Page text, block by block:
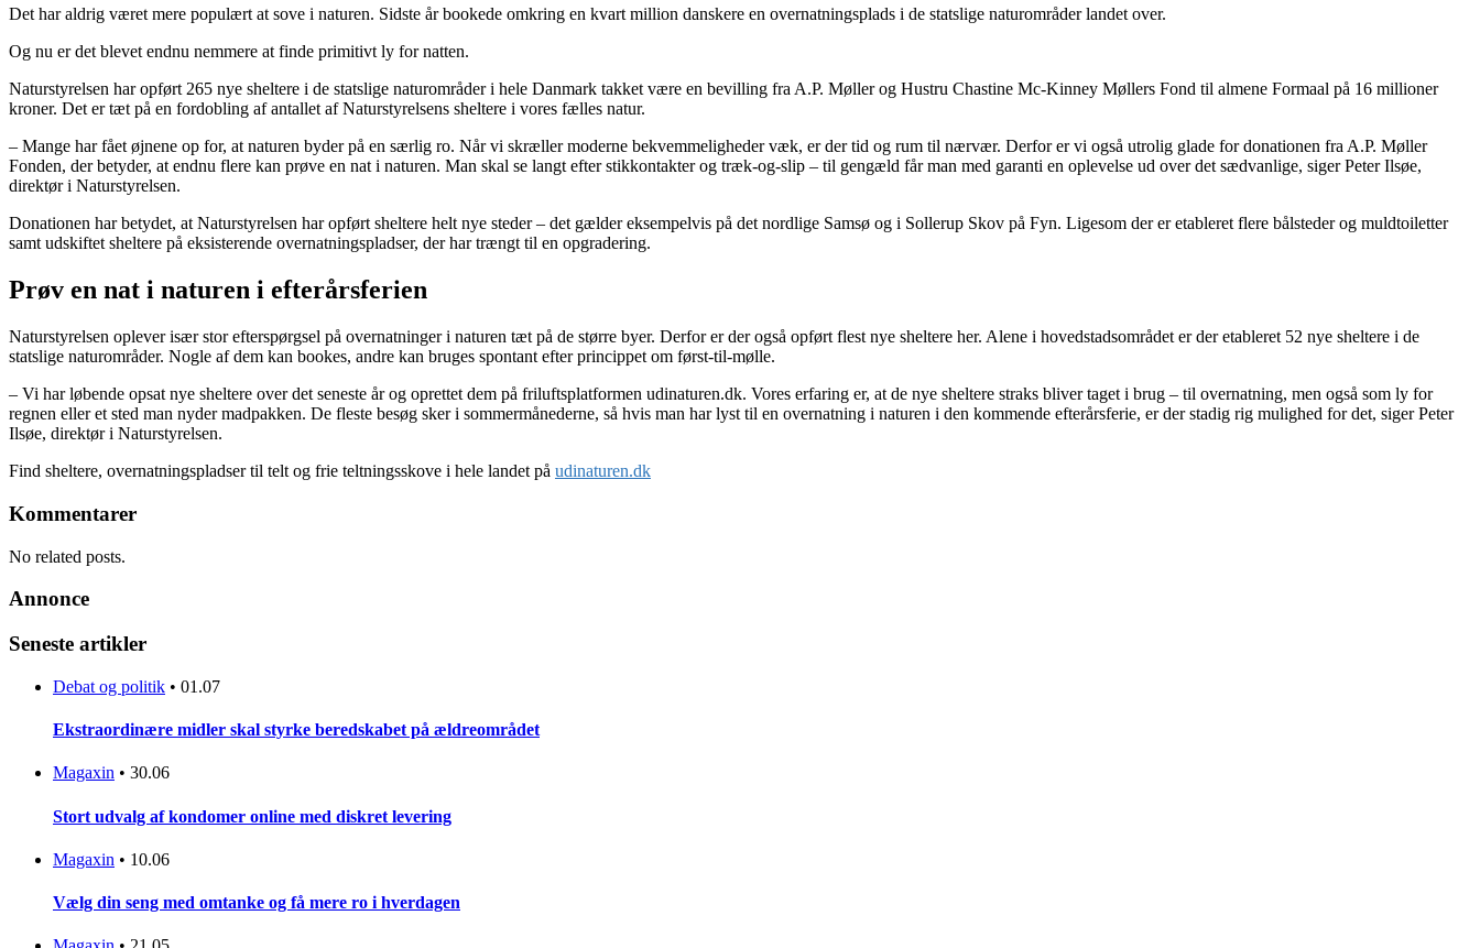
Det har aldrig været mere populært at sove i naturen. Sidste år bookede omkring en kvart million danskere en overnatningsplads i de statslige naturområder landet over.
Og nu er det blevet endnu nemmere at finde primitivt ly for natten.
Naturstyrelsen har opført 265 nye sheltere i de statslige naturområder i hele Danmark takket være en bevilling fra A.P. Møller og Hustru Chastine Mc-Kinney Møllers Fond til almene Formaal på 16 millioner
kroner. Det er tæt på en fordobling af antallet af Naturstyrelsens sheltere i vores fælles natur.
– Mange har fået øjnene op for, at naturen byder på en særlig ro. Når vi skræller moderne bekvemmeligheder væk, er der tid og rum til nærvær. Derfor er vi også utrolig glade for donationen fra A.P. Møller
Fonden, der betyder, at endnu flere kan prøve en nat i naturen. Man skal se langt efter stikkontakter og træk-og-slip – til gengæld får man med garanti en oplevelse ud over det sædvanlige, siger Peter Ilsøe,
direktør i Naturstyrelsen.
Donationen har betydet, at Naturstyrelsen har opført sheltere helt nye steder – det gælder eksempelvis på det nordlige Samsø og i Sollerup Skov på Fyn. Ligesom der er etableret flere bålsteder og muldtoiletter
samt udskiftet sheltere på eksisterende overnatningspladser, der har trængt til en opgradering.
Prøv en nat i naturen i efterårsferien
Naturstyrelsen oplever især stor efterspørgsel på overnatninger i naturen tæt på de større byer. Derfor er der også opført flest nye sheltere her. Alene i hovedstadsområdet er der etableret 52 nye sheltere i de
statslige naturområder. Nogle af dem kan bookes, andre kan bruges spontant efter princippet om først-til-mølle.
– Vi har løbende opsat nye sheltere over det seneste år og oprettet dem på friluftsplatformen udinaturen.dk. Vores erfaring er, at de nye sheltere straks bliver taget i brug – til overnatning, men også som ly for
regnen eller et sted man nyder madpakken. De fleste besøg sker i sommermånederne, så hvis man har lyst til en overnatning i naturen i den kommende efterårsferie, er der stadig rig mulighed for det, siger Peter
Ilsøe, direktør i Naturstyrelsen.
Find sheltere, overnatningspladser til telt og frie teltningsskove i hele landet på udinaturen.dk
Kommentarer
No related posts.
Annonce
Seneste artikler
Debat og politik • 01.07
Ekstraordinære midler skal styrke beredskabet på ældreområdet
Magaxin • 30.06
Stort udvalg af kondomer online med diskret levering
Magaxin • 10.06
Vælg din seng med omtanke og få mere ro i hverdagen